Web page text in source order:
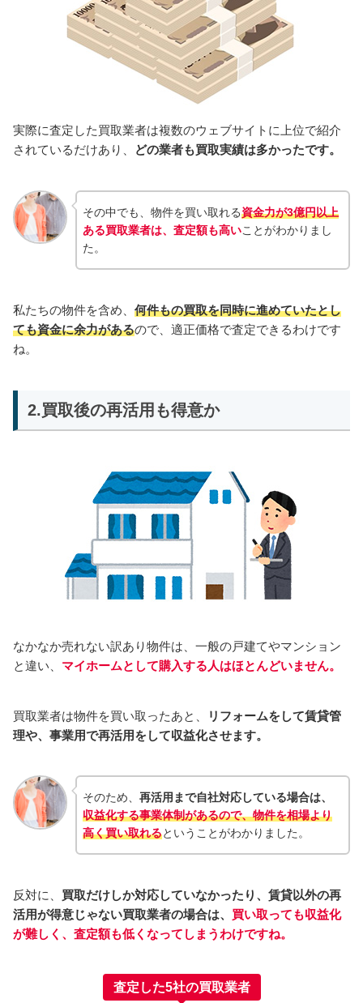
実際に査定した買取業者は複数のウェブサイトに上位で紹介
されているだけあり、
どの業者も買取実績は多かったです。
その中でも、物件を買い取れる資金力が3億円以上
ある買取業者は、査定額も高いことがわかりまし
た。
私たちの物件を含め、 何件もの買取を同時に進めていたとし
ても資金に余力があるので、適正価格で査定できるわけです
ね。
2.買取後の再活用も得意か
なかなか売れない訳あり物件は、一般の戸建てやマンション
と違い、 マイホームとして購入する人はほとんどいません。
買取業者は物件を買い取ったあと、
リフォームをして賃貸管
理や、事業用で再活用をして収益化させます。
そのため、 再活用まで自社対応している場合は、
収益化する事業体制があるので、物件を相場より
高く買い取れるということがわかりました。
反対に、 買取だけしか対応していなかったり、賃貸以外の再
活用が得意じゃない買取業者の場合は、 買い取っても収益化
が難しく、査定額も低くなってしまうわけですね。
査定した5社の買取業者